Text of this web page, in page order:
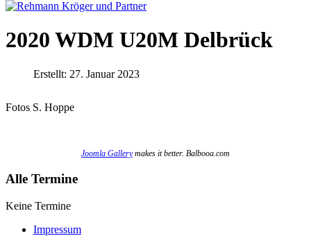
2020 WDM U20M Delbrück
Erstellt: 27. Januar 2023
Fotos S. Hoppe
Joomla Gallerymakes it better. Balbooa.com
Alle Termine
Keine Termine
Impressum